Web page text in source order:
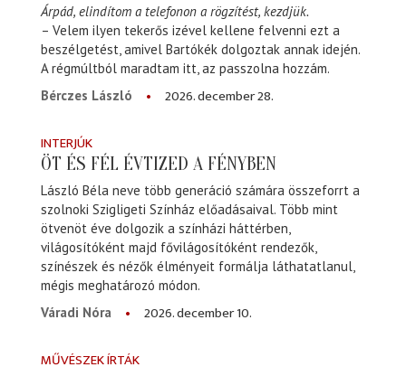
Árpád, elindítom a telefonon a rögzítést, kezdjük.
– Velem ilyen tekerős izével kellene felvenni ezt a
beszélgetést, amivel Bartókék dolgoztak annak idején.
A régmúltból maradtam itt, az passzolna hozzám.
Bérczes László
2026. december 28.
INTERJÚK
ÖT ÉS FÉL ÉVTIZED A FÉNYBEN
László Béla neve több generáció számára összeforrt a
szolnoki Szigligeti Színház előadásaival. Több mint
ötvenöt éve dolgozik a színházi háttérben,
világosítóként majd fővilágosítóként rendezők,
színészek és nézők élményeit formálja láthatatlanul,
mégis meghatározó módon.
Váradi Nóra
2026. december 10.
MŰVÉSZEK ÍRTÁK